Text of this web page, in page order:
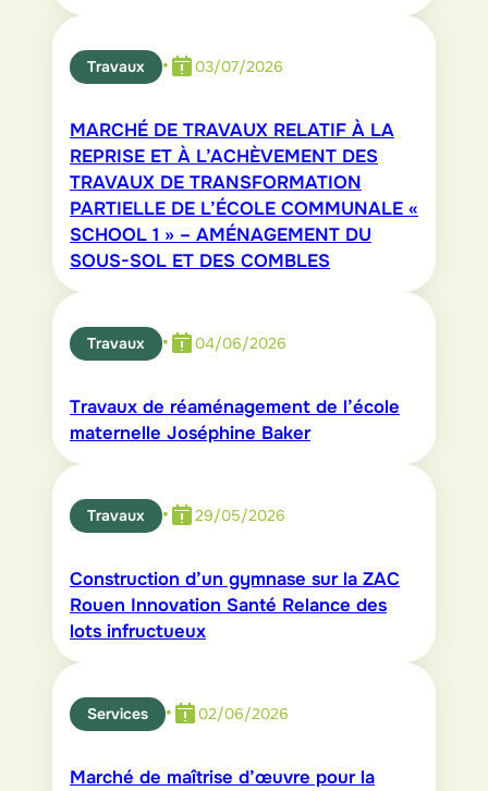
Travaux • 03/07/2026
MARCHÉ DE TRAVAUX RELATIF À LA
REPRISE ET À L’ACHÈVEMENT DES
TRAVAUX DE TRANSFORMATION
PARTIELLE DE L’ÉCOLE COMMUNALE «
SCHOOL 1 » – AMÉNAGEMENT DU
SOUS-SOL ET DES COMBLES
Travaux • 04/06/2026
Travaux de réaménagement de l’école
maternelle Joséphine Baker
Travaux • 29/05/2026
Construction d’un gymnase sur la ZAC
Rouen Innovation Santé Relance des
lots infructueux
Services • 02/06/2026
Marché de maîtrise d’œuvre pour la